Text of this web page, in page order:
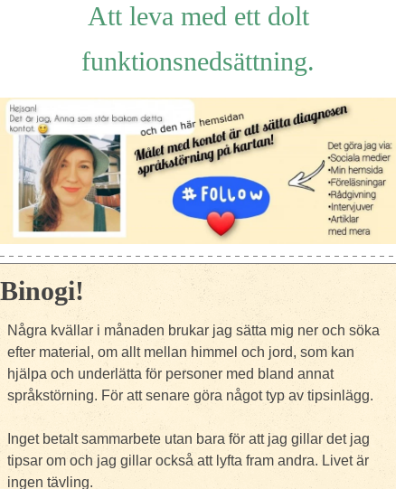
Att leva med ett dolt
funktionsnedsättning.
Binogi!
Några kvällar i månaden brukar jag sätta mig ner och söka
efter material, om allt mellan himmel och jord, som kan
hjälpa och underlätta för personer med bland annat
språkstörning. För att senare göra något typ av tipsinlägg.
Inget betalt sammarbete utan bara för att jag gillar det jag
tipsar om och jag gillar också att lyfta fram andra. Livet är
ingen tävling.